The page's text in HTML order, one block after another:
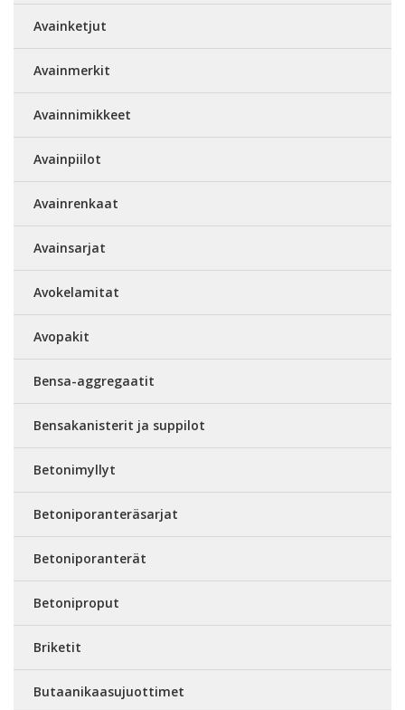
Avainketjut
Avainmerkit
Avainnimikkeet
Avainpiilot
Avainrenkaat
Avainsarjat
Avokelamitat
Avopakit
Bensa-aggregaatit
Bensakanisterit ja suppilot
Betonimyllyt
Betoniporanteräsarjat
Betoniporanterät
Betoniproput
Briketit
Butaanikaasujuottimet